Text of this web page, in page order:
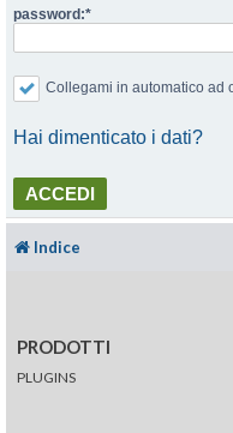
password:
Collegami in automatico ad
Hai dimenticato i dati?
Indice
PRODOTTI
PLUGINS